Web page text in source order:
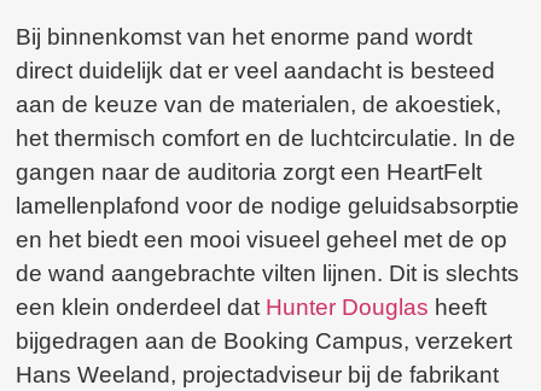
Bij binnenkomst van het enorme pand wordt
direct duidelijk dat er veel aandacht is besteed
aan de keuze van de materialen, de akoestiek,
het thermisch comfort en de luchtcirculatie. In de
gangen naar de auditoria zorgt een HeartFelt
lamellenplafond voor de nodige geluidsabsorptie
en het biedt een mooi visueel geheel met de op
de wand aangebrachte vilten lijnen. Dit is slechts
een klein onderdeel dat Hunter Douglas heeft
bijgedragen aan de Booking Campus, verzekert
Hans Weeland, projectadviseur bij de fabrikant